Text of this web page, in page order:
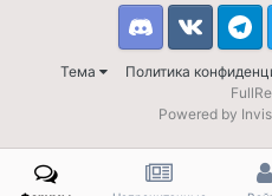
Тема Политика
DiscordVK
Powered by